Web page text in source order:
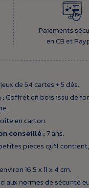
Paiements
en CB et
de 54 cartes + 5 dés.
Coffret en bois issu de
en carton.
conseillé :7 ans.
pièces qu'il
environ 16,5 x 11 x 4 cm.
aux normes de sécurité